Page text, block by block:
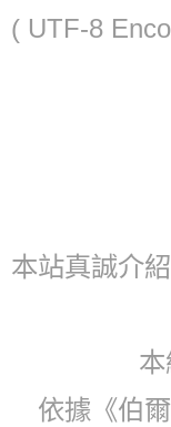
( UTF-8
本站真誠介
依據《伯